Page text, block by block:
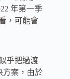
年第一季
，可能會
乎把過渡
方案，由於